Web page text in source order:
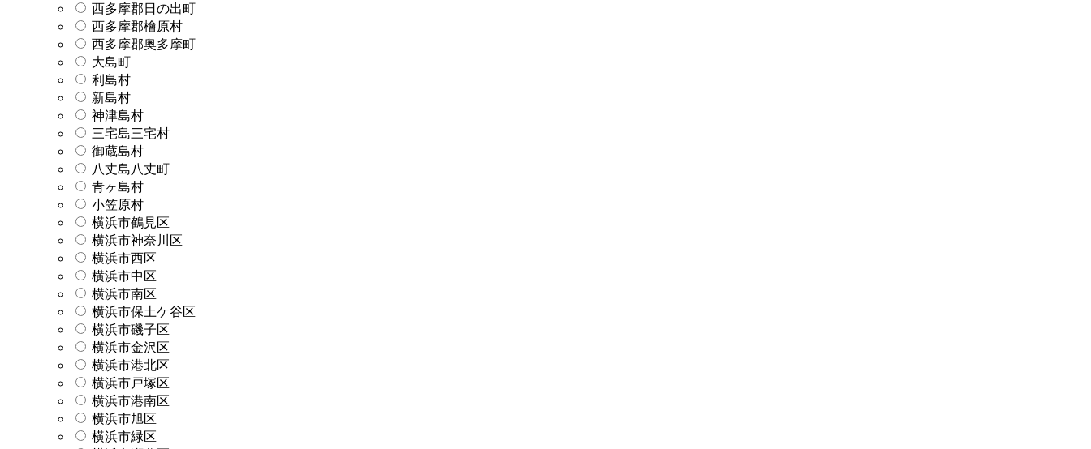
西多摩郡日の出町
西多摩郡檜原村
西多摩郡奥多摩町
大島町
利島村
新島村
神津島村
三宅島三宅村
御蔵島村
八丈島八丈町
青ヶ島村
小笠原村
横浜市鶴見区
横浜市神奈川区
横浜市西区
横浜市中区
横浜市南区
横浜市保土ケ谷区
横浜市磯子区
横浜市金沢区
横浜市港北区
横浜市戸塚区
横浜市港南区
横浜市旭区
横浜市緑区